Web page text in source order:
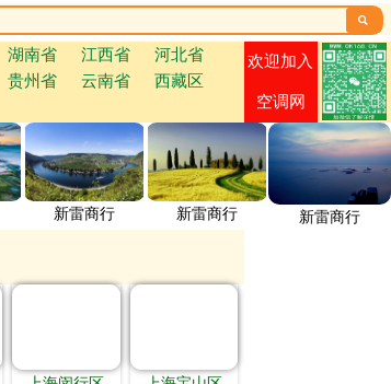

湖南省 江西省
河北省
贵州省 云南省
西藏区
欢迎加入
空调网
新雷商行 新雷商行 新雷商行